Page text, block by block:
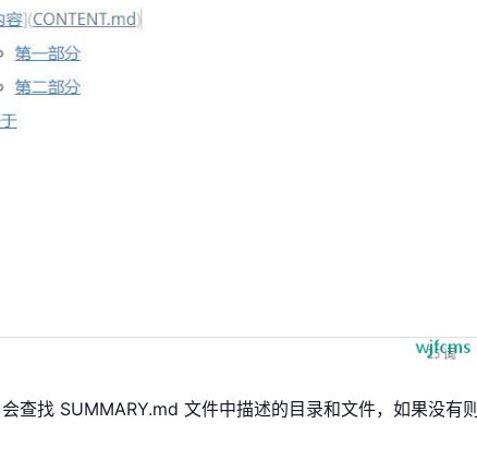
查找 SUMMARY.md 文件中描述的目录和文件，如果没有则